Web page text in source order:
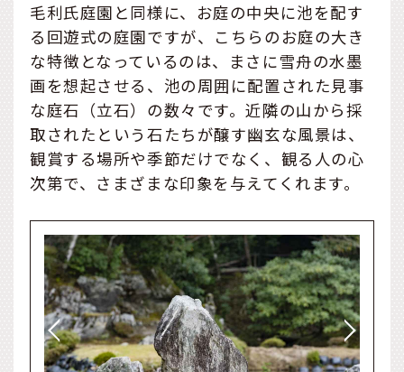
毛利氏庭園と同様に、お庭の中央に池を配す
る回遊式の庭園ですが、こちらのお庭の大き
な特徴となっているのは、まさに雪舟の水墨
画を想起させる、池の周囲に配置された見事
な庭石（立石）の数々です。近隣の山から採
取されたという石たちが醸す幽玄な風景は、
観賞する場所や季節だけでなく、観る人の心
次第で、さまざまな印象を与えてくれます。